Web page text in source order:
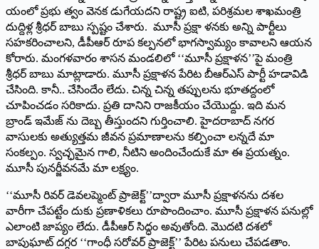
యంలో ప్రభు త్వం వెనక డుగేయదని రాష్ట్ర ఐటి, పరిశ్రమల శాఖమంత్రి
దుద్దిళ్ల శ్రీధర్‌ ‌బాబు స్పష్టం చేశారు. మూసీ ప్రక్షా ళనకు అన్ని పార్టీలు
సహకరించాలని, డీపీఆర్‌ ‌రూప కల్పనలో భాగస్వామ్యం కావాలని ఆయన
కోరారు. మంగళవారం శాసన మండలిలో ‘‘మూసీ ప్రక్షాళన’’పై మంత్రి
శ్రీధర్‌ ‌బాబు మాట్లాడారు. మూసీ ప్రక్షాళన పేరిట బీఆర్‌ఎస్‌ ‌పార్టీ హడావిడి
చేసింది. కానీ.. చేసిందేం లేదు. చిన్న చిన్న తప్పులను భూతద్దంలో
చూపించడం సరికాదు. ప్రతి దానిని రాజకీయం చేయొద్దు. ఇది మన
బ్రాండ్‌ ఇమేజ్‌ ‌ను దెబ్బ తీస్తుందని గుర్తించాలి. హైదరాబాద్‌ ‌నగర
వాసులకు అత్యుత్తమ జీవన ప్రమాణాలను కల్పించా లన్నదే మా
సంకల్పం. స్వచ్ఛమైన గాలి, నీటిని అందించేందుకే మా ఈ ప్రయత్నం.
మూసీ పునర్జీవనమే మా లక్ష్యం.
‘‘మూసీ రివర్‌ ‌డెవలప్మెంట్‌ ‌ప్రాజెక్ట్’’‌ద్వారా మూసీ ప్రక్షాళనను దశల
వారీగా చేపట్టేం దుకు ప్రణాళికలు రూపొందించాం. మూసీ ప్రక్షాళన పనుల్లో
ఎలాంటి జాప్యం లేదు. డీపీఆర్‌ ‌సిద్ధం అవుతోంది. మొదటి దశలో
బాపుఘాట్‌ ‌దగ్గర ‘‘గాంధీ సరోవర్‌ ‌ప్రాజెక్ట్’’ ‌పేరిట పనులు చేపడతాం.